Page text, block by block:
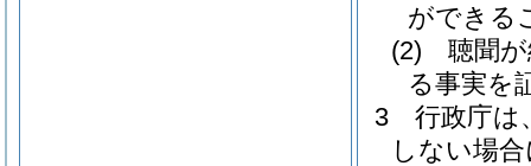
ができる
(2)
聴聞
る事実を
3
行政庁は
しない場